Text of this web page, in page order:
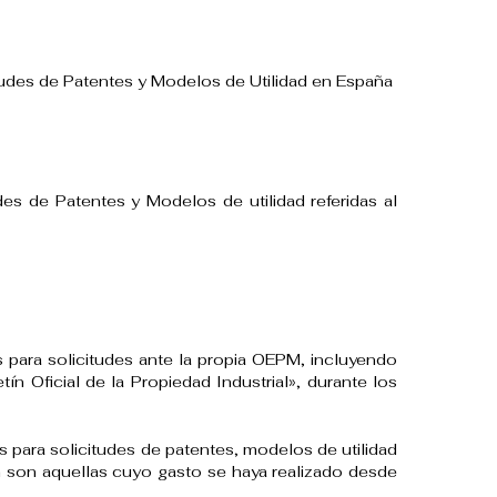
de Patentes y Modelos de Utilidad en España
de Patentes y Modelos de utilidad referidas al
solicitudes ante la propia OEPM, incluyendo
Oficial de la Propiedad Industrial», durante los
para solicitudes de patentes, modelos de utilidad
aquellas cuyo gasto se haya realizado desde